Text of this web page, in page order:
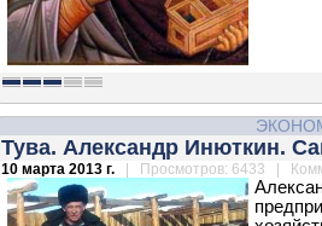
Тува. Александр Инюткин.
10 марта 2013 г. | Просмотров: 6433 |